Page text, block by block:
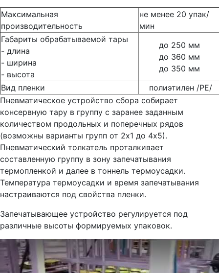
Максимальная
производительность
не менее 20 упак/
мин
Габариты обрабатываемой тары
- длина
- ширина
- высота
до 250 мм
до 360 мм
до 350 мм
Вид пленки
полиэтилен /РЕ/
Пневматическое устройство сбора собирает
консервную тару в группу с заранее заданным
количеством продольных и поперечных рядов
(возможны варианты групп от 2х1 до 4х5).
Пневматический толкатель проталкивает
составленную группу в зону запечатывания
термопленкой и далее в тоннель термоусадки.
Температура термоусадки и время запечатывания
настраиваются под свойства пленки.
Запечатывающее устройство регулируется под
различные высоты формируемых упаковок.